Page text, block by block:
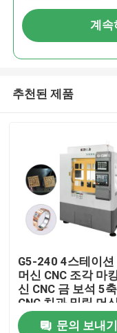
계속
추천된 제품
G5-240 4스테이션
머신 CNC 조각 마
신 CNC 금 보석 5축
CNC 치과 밀링 머
매
문의 보내기